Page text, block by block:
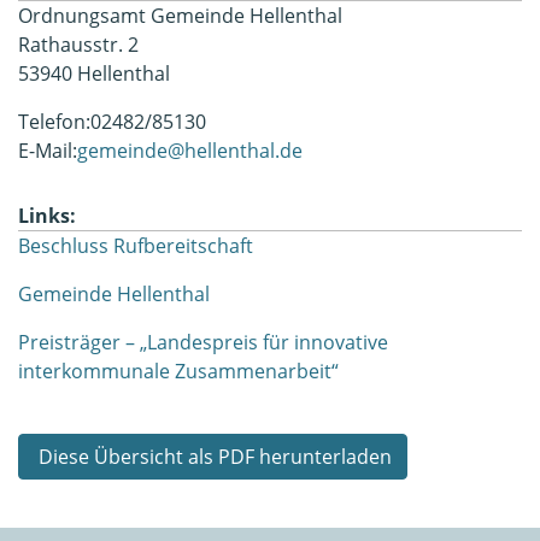
Ordnungsamt Gemeinde Hellenthal
Rathausstr. 2
53940 Hellenthal
Telefon:02482/85130
E-Mail:gemeinde@hellenthal.de
Links:
Beschluss Rufbereitschaft
Gemeinde Hellenthal
Preisträger – „Landespreis für innovative
interkommunale Zusammenarbeit“
Diese Übersicht als PDF herunterladen